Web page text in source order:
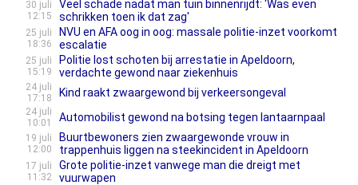
30 juli
12:15
Veel schade nadat man tuin binnenrijdt: 'Was even
schrikken toen ik dat zag'
25 juli
18:36
NVU en AFA oog in oog: massale politie-inzet voorkomt
escalatie
25 juli
15:19
Politie lost schoten bij arrestatie in Apeldoorn,
verdachte gewond naar ziekenhuis
24 juli
17:18
Kind raakt zwaargewond bij verkeersongeval
24 juli
10:01
Automobilist gewond na botsing tegen lantaarnpaal
19 juli
12:00
Buurtbewoners zien zwaargewonde vrouw in
trappenhuis liggen na steekincident in Apeldoorn
17 juli
11:32
Grote politie-inzet vanwege man die dreigt met
vuurwapen